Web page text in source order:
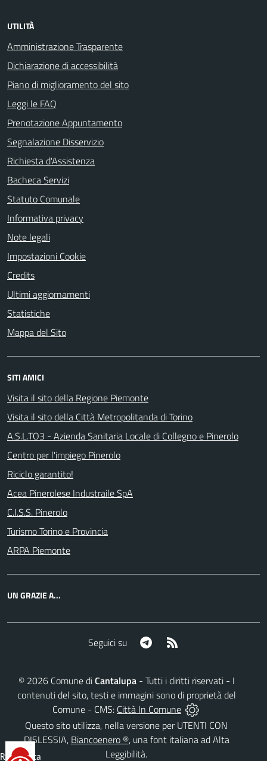
UTILITÀ
Amministrazione Trasparente
Dichiarazione di accessibilità
Piano di miglioramento del sito
Leggi le FAQ
Prenotazione Appuntamento
Segnalazione Disservizio
Richiesta d'Assistenza
Bacheca Servizi
Statuto Comunale
Informativa privacy
Note legali
Impostazioni Cookie
Credits
Ultimi aggiornamenti
Statistiche
Mappa del Sito
SITI AMICI
Visita il sito della Regione Piemonte
Visita il sito della Città Metropolitanda di Torino
A.S.L.TO3 - Azienda Sanitaria Locale di Collegno e Pinerolo
Centro per l'impiego Pinerolo
Riciclo garantito!
Acea Pinerolese Industraile SpA
C.I.S.S. Pinerolo
Turismo Torino e Provincia
ARPA Piemonte
UN GRAZIE A...
Seguici su Telegram
© 2026Comune diCantalupa- Tutti i diritti riservati - I
contenuti del sito, testi e immagini sono di proprietà del
Comune - CMS: Città In Comune
Questo sito utilizza, nella versione per UTENTI CON
DISLESSIA, Biancoenero ®, una font italiana ad Alta
Leggibilità.
Reimposta